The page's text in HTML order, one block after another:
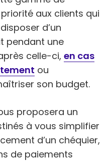
aux clients qui
d’un
pendant une
celle-ci, en cas
ou
son budget.
proposera un
à vous simplifier
d’un chéquier,
de paiements